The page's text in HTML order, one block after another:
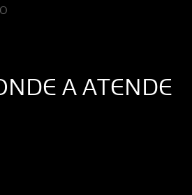
A ATENDE